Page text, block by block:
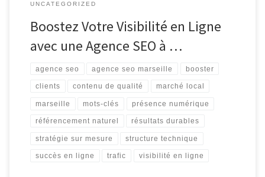
UNCATEGORIZED
Boostez Votre Visibilité en Ligne
avec une Agence SEO à …
agence seo agence seo marseille booster
clients contenu de qualité marché local
marseille mots-clés présence numérique
référencement naturel résultats durables
stratégie sur mesure structure technique
succès en ligne trafic visibilité en ligne